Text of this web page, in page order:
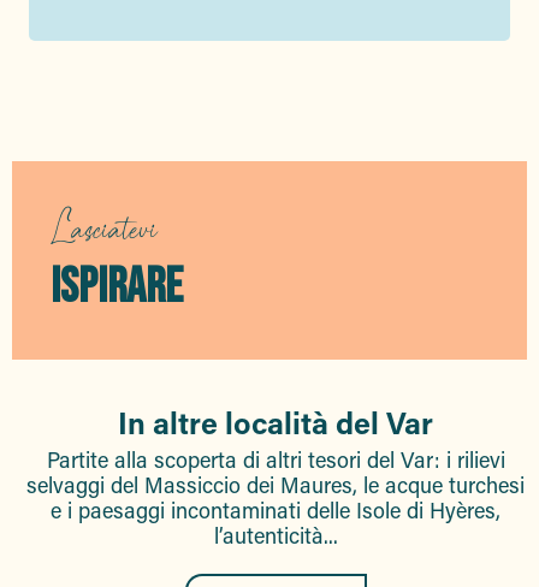
Lasciatevi
ISPIRARE
In altre località del Var
Partite alla scoperta di altri tesori del Var: i rilievi
selvaggi del Massiccio dei Maures, le acque turchesi
e i paesaggi incontaminati delle Isole di Hyères,
l’autenticità...